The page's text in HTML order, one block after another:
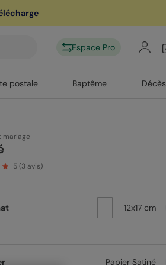
Espace Pro
postale Baptême Décès
mariage
5(3 avis)
12x17 cm
Papier Satiné